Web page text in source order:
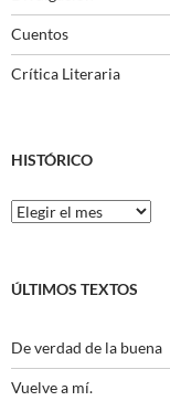
Cuentos
Crítica Literaria
HISTÓRICO
Histórico
ÚLTIMOS TEXTOS
De verdad de la buena
Vuelve a mí.